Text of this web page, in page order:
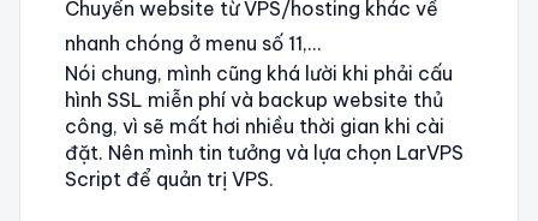
Chuyển website từ VPS/hosting khác về
nhanh chóng ở menu số 11,…
Nói chung, mình cũng khá lười khi phải cấu
hình SSL miễn phí và backup website thủ
công, vì sẽ mất hơi nhiều thời gian khi cài
đặt. Nên mình tin tưởng và lựa chọn LarVPS
Script để quản trị VPS.